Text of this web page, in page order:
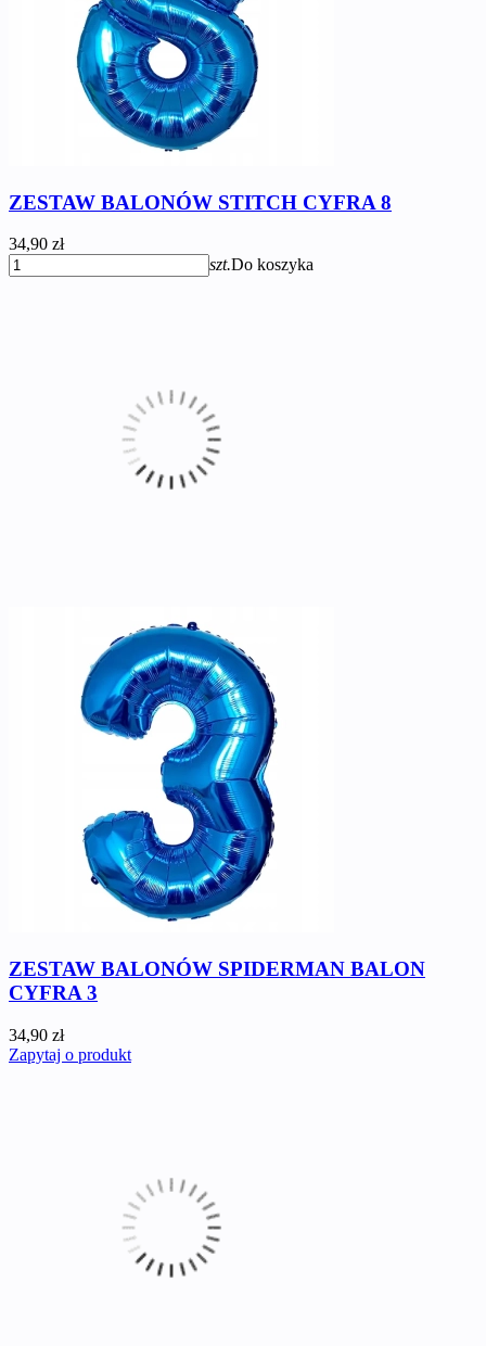
ZESTAW BALONÓW STITCH CYFRA 8
34,90 zł
szt.Do koszyka
ZESTAW BALONÓW SPIDERMAN BALON
CYFRA 3
34,90 zł
Zapytaj o produkt